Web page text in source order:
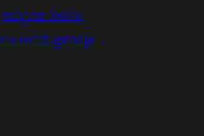
edytor kodu
inteligencja